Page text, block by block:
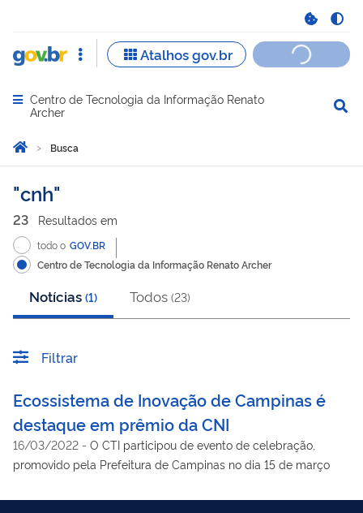
Abrir menu principal de navegação
Centro de Tecnologia da Informação Renato
Archer
Você está aqui:
Página Inicial
Busca
Busca
cnh
23 Resultados em
todo o GOV.BR
Centro de Tecnologia da Informação Renato Archer
Notícias (1) Todos (23)
Filtrar
Ecossistema de Inovação de Campinas é
destaque em prêmio da CNI
16/03/2022 - O CTI participou de evento de celebração,
promovido pela Prefeitura de Campinas no dia 15 de março